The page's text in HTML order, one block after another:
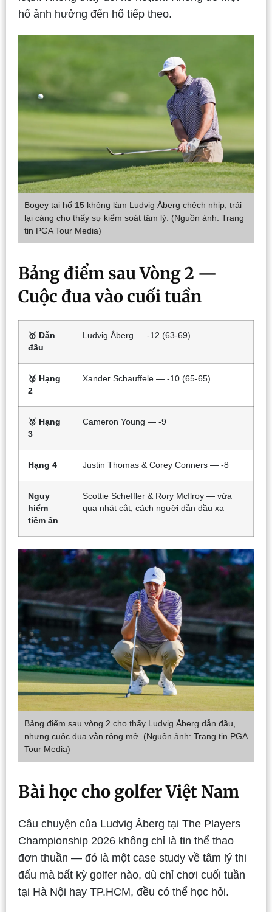
hố ảnh hưởng đến hố tiếp theo.
Bogey tại hố 15 không làm Ludvig Åberg chệch nhịp, trái
lại càng cho thấy sự kiểm soát tâm lý. (Nguồn ảnh: Trang
tin PGA Tour Media)
Bảng điểm sau Vòng 2 —
Cuộc đua vào cuối tuần
🥇 Dẫn
đầu
Ludvig Åberg — -12 (63-69)
🥈 Hạng
2
Xander Schauffele — -10 (65-65)
🥉 Hạng
3
Cameron Young — -9
Hạng 4 Justin Thomas & Corey Conners — -8
Nguy
hiểm
tiềm ẩn
Scottie Scheffler & Rory McIlroy — vừa
qua nhát cắt, cách người dẫn đầu xa
Bảng điểm sau vòng 2 cho thấy Ludvig Åberg dẫn đầu,
nhưng cuộc đua vẫn rộng mở. (Nguồn ảnh: Trang tin PGA
Tour Media)
Bài học cho golfer Việt Nam
Câu chuyện của Ludvig Åberg tại The Players
Championship 2026 không chỉ là tin thể thao
đơn thuần — đó là một case study về tâm lý thi
đấu mà bất kỳ golfer nào, dù chỉ chơi cuối tuần
tại Hà Nội hay TP.HCM, đều có thể học hỏi.